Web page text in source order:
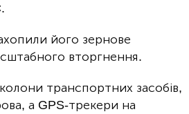
його зернове
вторгнення.
транспортних засобів,
а GPS-трекери на